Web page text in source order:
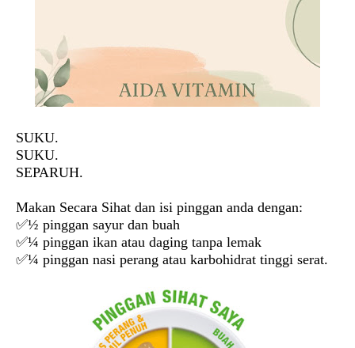
SUKU.
SUKU.
SEPARUH.
Makan Secara Sihat dan isi pinggan anda dengan:
✅½ pinggan sayur dan buah
✅¼ pinggan ikan atau daging tanpa lemak
✅¼ pinggan nasi perang atau karbohidrat tinggi serat.